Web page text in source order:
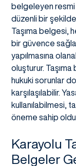
belgeleyen resmi
düzenli bir
Taşıma belgesi,
bir güvence
yapılmasına
oluşturur. Taşıma
hukuki sorunlar
karşılaşılabilir.
kullanılabilmesi,
öneme sahip
Karayolu
Belgeler